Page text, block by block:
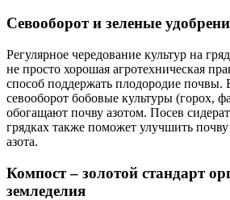
Севооборот и зеленые
Регулярное чередование культур на
не просто хорошая агротехническая
способ поддержать плодородие почвы.
севооборот бобовые культуры (горох,
обогащают почву азотом. Посев
грядках также поможет улучшить
азота.
Компост – золотой стандарт
земледелия